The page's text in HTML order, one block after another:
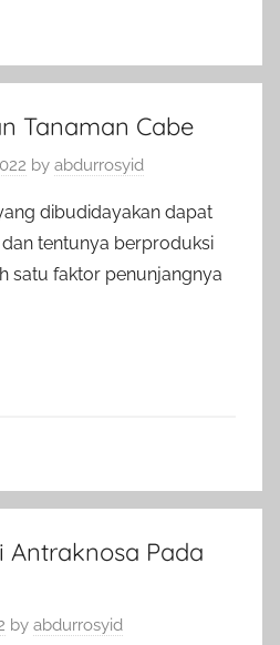
Tanaman Cabe
by abdurrosyid
dibudidayakan dapat
tentunya berproduksi
satu faktor penunjangnya
Antraknosa Pada
by abdurrosyid